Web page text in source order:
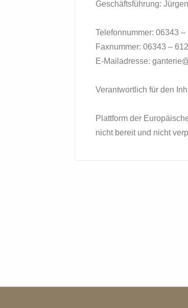
Geschäftsführung:
Telefonnummer: 06343 –
Faxnummer: 06343 –
E-Mailadresse:
Verantwortlich für den
Plattform der
nicht bereit und nicht